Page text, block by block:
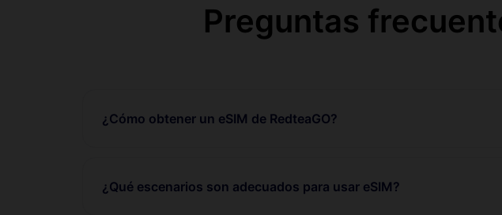
Preguntas
¿Cómo obtener un eSIM de RedteaGO?
¿Qué escenarios son adecuados para usar eSIM?